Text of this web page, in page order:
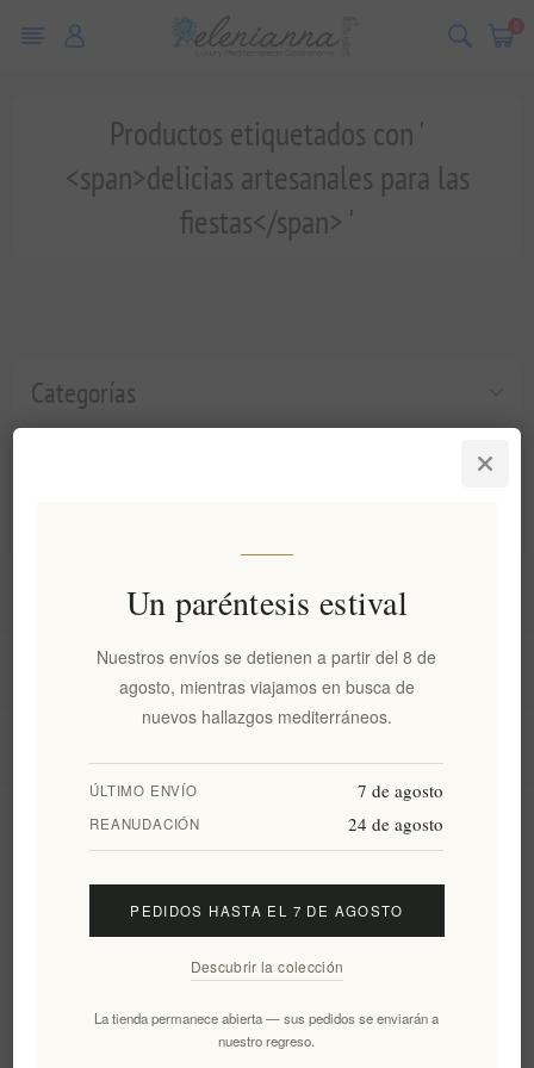
0
Categorías
Productos etiquetados con '
<span>delicias artesanales para las
fiestas</span> '
Información
Mi cuenta
Suscribirse Desuscribirse
Un paréntesis estival
Nuestros envíos se detienen a partir del 8 de
agosto, mientras viajamos en busca de
nuevos hallazgos mediterráneos.
ÚLTIMO ENVÍO 7 de agosto
REANUDACIÓN 24 de agosto
PEDIDOS HASTA EL 7 DE AGOSTO
Descubrir la colección
La tienda permanece abierta — sus pedidos se enviarán a
nuestro regreso.